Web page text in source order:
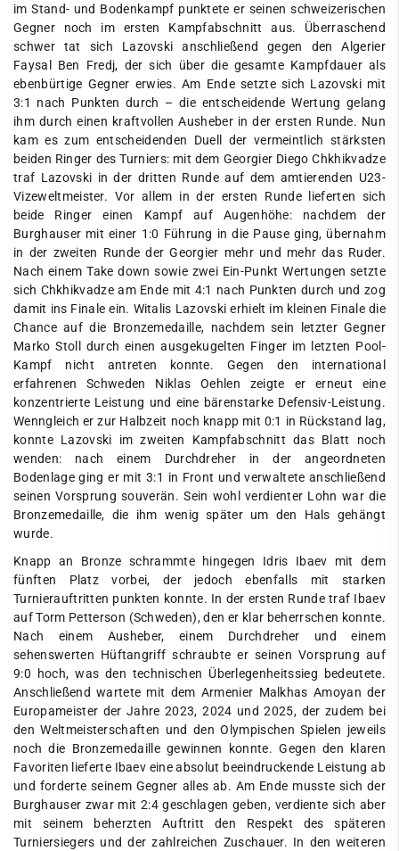
im Stand- und Bodenkampf punktete er seinen schweizerischen
Gegner noch im ersten Kampfabschnitt aus. Überraschend
schwer tat sich Lazovski anschließend gegen den Algerier
Faysal Ben Fredj, der sich über die gesamte Kampfdauer als
ebenbürtige Gegner erwies. Am Ende setzte sich Lazovski mit
3:1 nach Punkten durch – die entscheidende Wertung gelang
ihm durch einen kraftvollen Ausheber in der ersten Runde. Nun
kam es zum entscheidenden Duell der vermeintlich stärksten
beiden Ringer des Turniers: mit dem Georgier Diego Chkhikvadze
traf Lazovski in der dritten Runde auf dem amtierenden U23-
Vizeweltmeister. Vor allem in der ersten Runde lieferten sich
beide Ringer einen Kampf auf Augenhöhe: nachdem der
Burghauser mit einer 1:0 Führung in die Pause ging, übernahm
in der zweiten Runde der Georgier mehr und mehr das Ruder.
Nach einem Take down sowie zwei Ein-Punkt Wertungen setzte
sich Chkhikvadze am Ende mit 4:1 nach Punkten durch und zog
damit ins Finale ein. Witalis Lazovski erhielt im kleinen Finale die
Chance auf die Bronzemedaille, nachdem sein letzter Gegner
Marko Stoll durch einen ausgekugelten Finger im letzten Pool-
Kampf nicht antreten konnte. Gegen den international
erfahrenen Schweden Niklas Oehlen zeigte er erneut eine
konzentrierte Leistung und eine bärenstarke Defensiv-Leistung.
Wenngleich er zur Halbzeit noch knapp mit 0:1 in Rückstand lag,
konnte Lazovski im zweiten Kampfabschnitt das Blatt noch
wenden: nach einem Durchdreher in der angeordneten
Bodenlage ging er mit 3:1 in Front und verwaltete anschließend
seinen Vorsprung souverän. Sein wohl verdienter Lohn war die
Bronzemedaille, die ihm wenig später um den Hals gehängt
wurde.
Knapp an Bronze schrammte hingegen Idris Ibaev mit dem
fünften Platz vorbei, der jedoch ebenfalls mit starken
Turnierauftritten punkten konnte. In der ersten Runde traf Ibaev
auf Torm Petterson (Schweden), den er klar beherrschen konnte.
Nach einem Ausheber, einem Durchdreher und einem
sehenswerten Hüftangriff schraubte er seinen Vorsprung auf
9:0 hoch, was den technischen Überlegenheitssieg bedeutete.
Anschließend wartete mit dem Armenier Malkhas Amoyan der
Europameister der Jahre 2023, 2024 und 2025, der zudem bei
den Weltmeisterschaften und den Olympischen Spielen jeweils
noch die Bronzemedaille gewinnen konnte. Gegen den klaren
Favoriten lieferte Ibaev eine absolut beeindruckende Leistung ab
und forderte seinem Gegner alles ab. Am Ende musste sich der
Burghauser zwar mit 2:4 geschlagen geben, verdiente sich aber
mit seinem beherzten Auftritt den Respekt des späteren
Turniersiegers und der zahlreichen Zuschauer. In den weiteren